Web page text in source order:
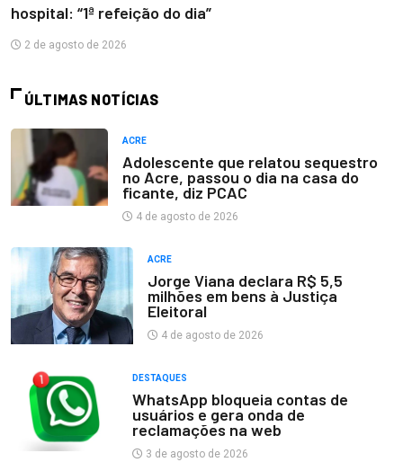
hospital: “1ª refeição do dia”
2 de agosto de 2026
ÚLTIMAS NOTÍCIAS
ACRE
Adolescente que relatou sequestro
no Acre, passou o dia na casa do
ficante, diz PCAC
4 de agosto de 2026
ACRE
Jorge Viana declara R$ 5,5
milhões em bens à Justiça
Eleitoral
4 de agosto de 2026
DESTAQUES
WhatsApp bloqueia contas de
usuários e gera onda de
reclamações na web
3 de agosto de 2026